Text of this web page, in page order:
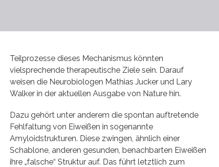
Teilprozesse dieses Mechanismus könnten
vielsprechende therapeutische Ziele sein. Darauf
weisen die Neurobiologen Mathias Jucker und Lary
Walker in der aktuellen Ausgabe von Nature hin.
Dazu gehört unter anderem die spontan auftretende
Fehlfaltung von Eiweißen in sogenannte
Amyloidstrukturen. Diese zwingen, ähnlich einer
Schablone, anderen gesunden, benachbarten Eiweißen
ihre „falsche“ Struktur auf. Das führt letztlich zum